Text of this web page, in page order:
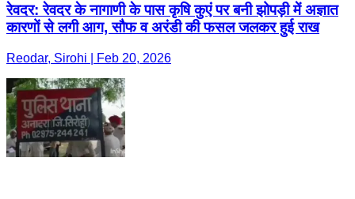
रेवदर: रेवदर के नागाणी के पास कृषि कुएं पर बनी झोपड़ी में अज्ञात
कारणों से लगी आग, सौफ व अरंडी की फसल जलकर हुई राख
Reodar, Sirohi | Feb 20, 2026